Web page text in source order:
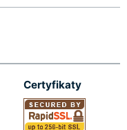
Certyfikaty